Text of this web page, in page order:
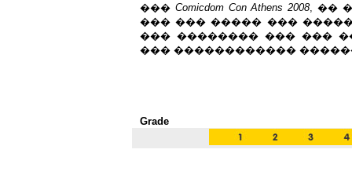
��� Comicdom Con Athens 2008, ��
��� ��� ����� ���
��� �������� ��� ���
��� ������������
Grade